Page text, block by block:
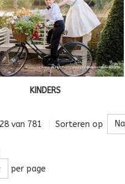
KINDERS
van 781 Sorteren op
per page